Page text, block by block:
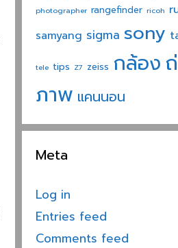
photographer rangefinder ricoh
samyang sigma sony
tele tips Z7 zeiss กล้อง
ภาพ แคนนอน
Meta
Log in
Entries feed
Comments feed